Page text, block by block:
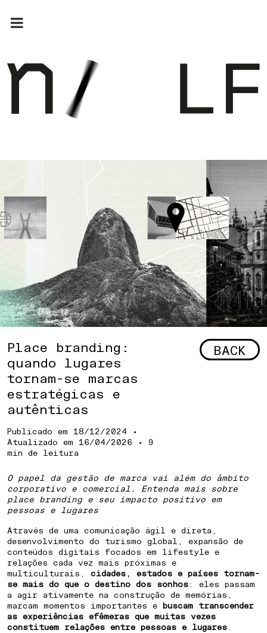
Place branding:
quando lugares
tornam-se marcas
estratégicas e
autênticas
Publicado em 18/12/2024
•
Atualizado em 16/04/2026
• 9
min de leitura
BACK
O papel da gestão de marca vai além do âmbito
corporativo e comercial. Entenda mais sobre
place branding e seu impacto positivo em
pessoas e lugares
Através de uma comunicação ágil e direta,
desenvolvimento do turismo global, expansão de
conteúdos digitais focados em lifestyle e
relações cada vez mais próximas e
multiculturais, cidades, estados e países tornam-
se mais do que o destino dos sonhos: eles passam
a agir ativamente na construção de memórias,
marcam momentos importantes e buscam transcender
as experiências efêmeras que muitas vezes
constituem relações entre pessoas e lugares